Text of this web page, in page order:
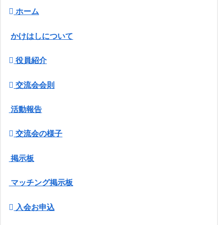
ホーム
かけはしについて
役員紹介
交流会会則
活動報告
交流会の様子
掲示板
マッチング掲示板
入会お申込